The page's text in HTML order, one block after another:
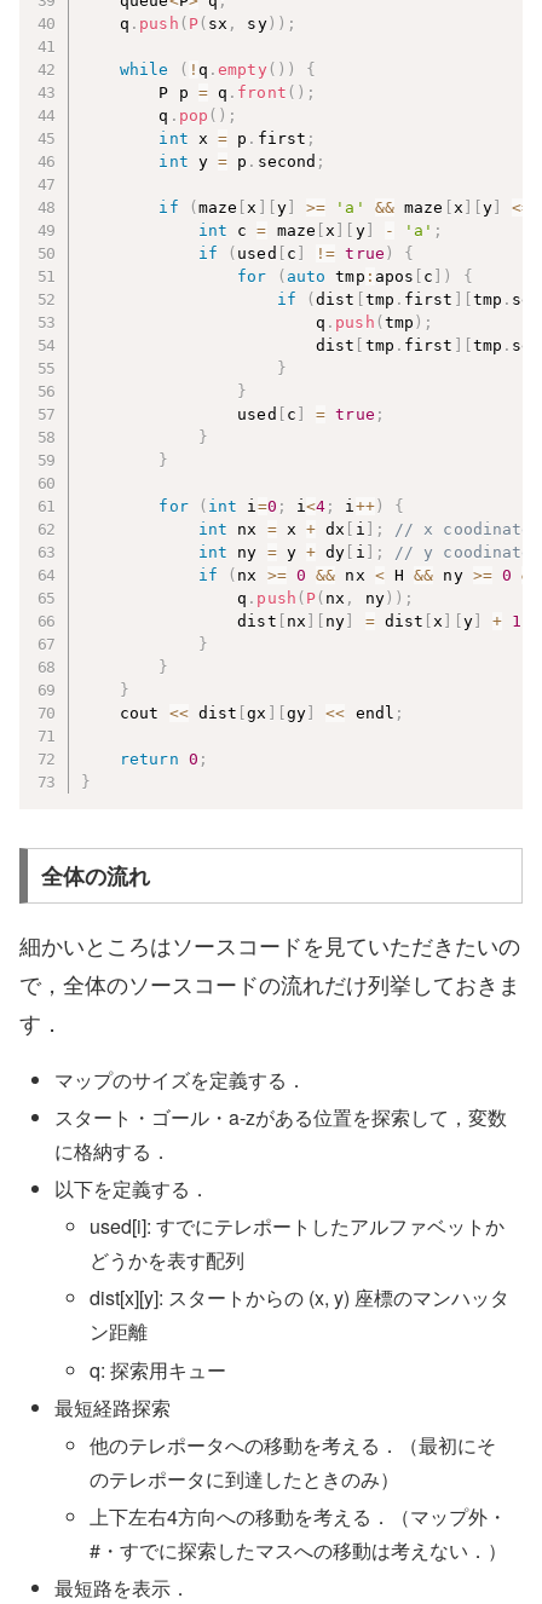
    q
. push ( P( sx , sy) ) ;
while ( ! q .empty ( ) )
{
        P p
= q . front ( ) ;
        q
. pop ( ) ;
int x = p . first ;
int y = p . second ;
if ( maze x y] >= 'a' && maze x y <=
int c = maze x y] - 'a' ;
if
( used c != true )
{
for
( auto tmp : apos c )
{
if
(dist tmp . first tmp .
                        q
. push ( tmp ) ;
                        dist
tmp . first tmp .
}
}
                used
c = true ;
}
}
for ( int i =0 ; i<4 ; i ++)
{
int nx = x + dx i ;
// x coodinate
int ny = y + dy i ;
// y coodinate
if
( nx >= 0 && nx < H && ny >= 0 &&
                q
. push ( P ( nx , ny) ) ;
                dist
nx ny = dist x y] + 1
}
}
}
    cout
<< dist [gx gy << endl ;
return 0 ;
}
全体の流れ
細かいところはソースコードを見ていただきたいの
で，全体のソースコードの流れだけ列挙しておきま
す．
マップのサイズを定義する．
スタート・ゴール・a-zがある位置を探索して，変数
に格納する．
以下を定義する．
used[i]: すでにテレポートしたアルファベットか
どうかを表す配列
dist[x][y]: スタートからの (x, y) 座標のマンハッタ
ン距離
q: 探索用キュー
最短経路探索
他のテレポータへの移動を考える．（最初にそ
のテレポータに到達したときのみ）
上下左右4方向への移動を考える．（マップ外・
#・すでに探索したマスへの移動は考えない．）
最短路を表示．